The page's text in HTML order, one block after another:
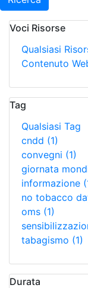
Voci Risorse
Qualsiasi
Contenuto
Tag
Qualsiasi Tag
cndd (1)
convegni (1)
giornata
informazione
no tobacco
oms (1)
tabagismo (1)
Durata